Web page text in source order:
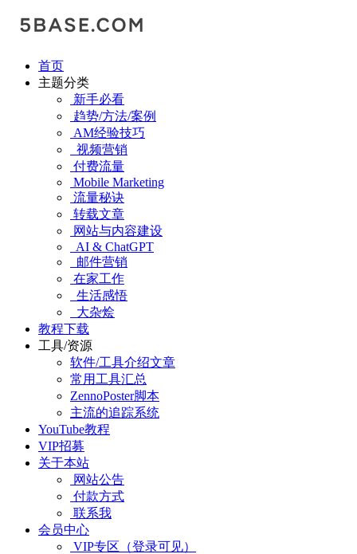
首页
主题分类
新手必看
趋势/方法/案例
AM经验技巧
视频营销
付费流量
Mobile Marketing
流量秘诀
转载文章
网站与内容建设
AI & ChatGPT
邮件营销
在家工作
生活感悟
大杂烩
教程下载
工具/资源
软件/工具介绍文章
常用工具汇总
ZennoPoster脚本
主流的追踪系统
YouTube教程
VIP招募
关于本站
网站公告
付款方式
联系我
会员中心
VIP专区（登录可见）